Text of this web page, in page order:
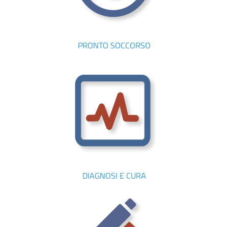
PRONTO SOCCORSO
DIAGNOSI E CURA